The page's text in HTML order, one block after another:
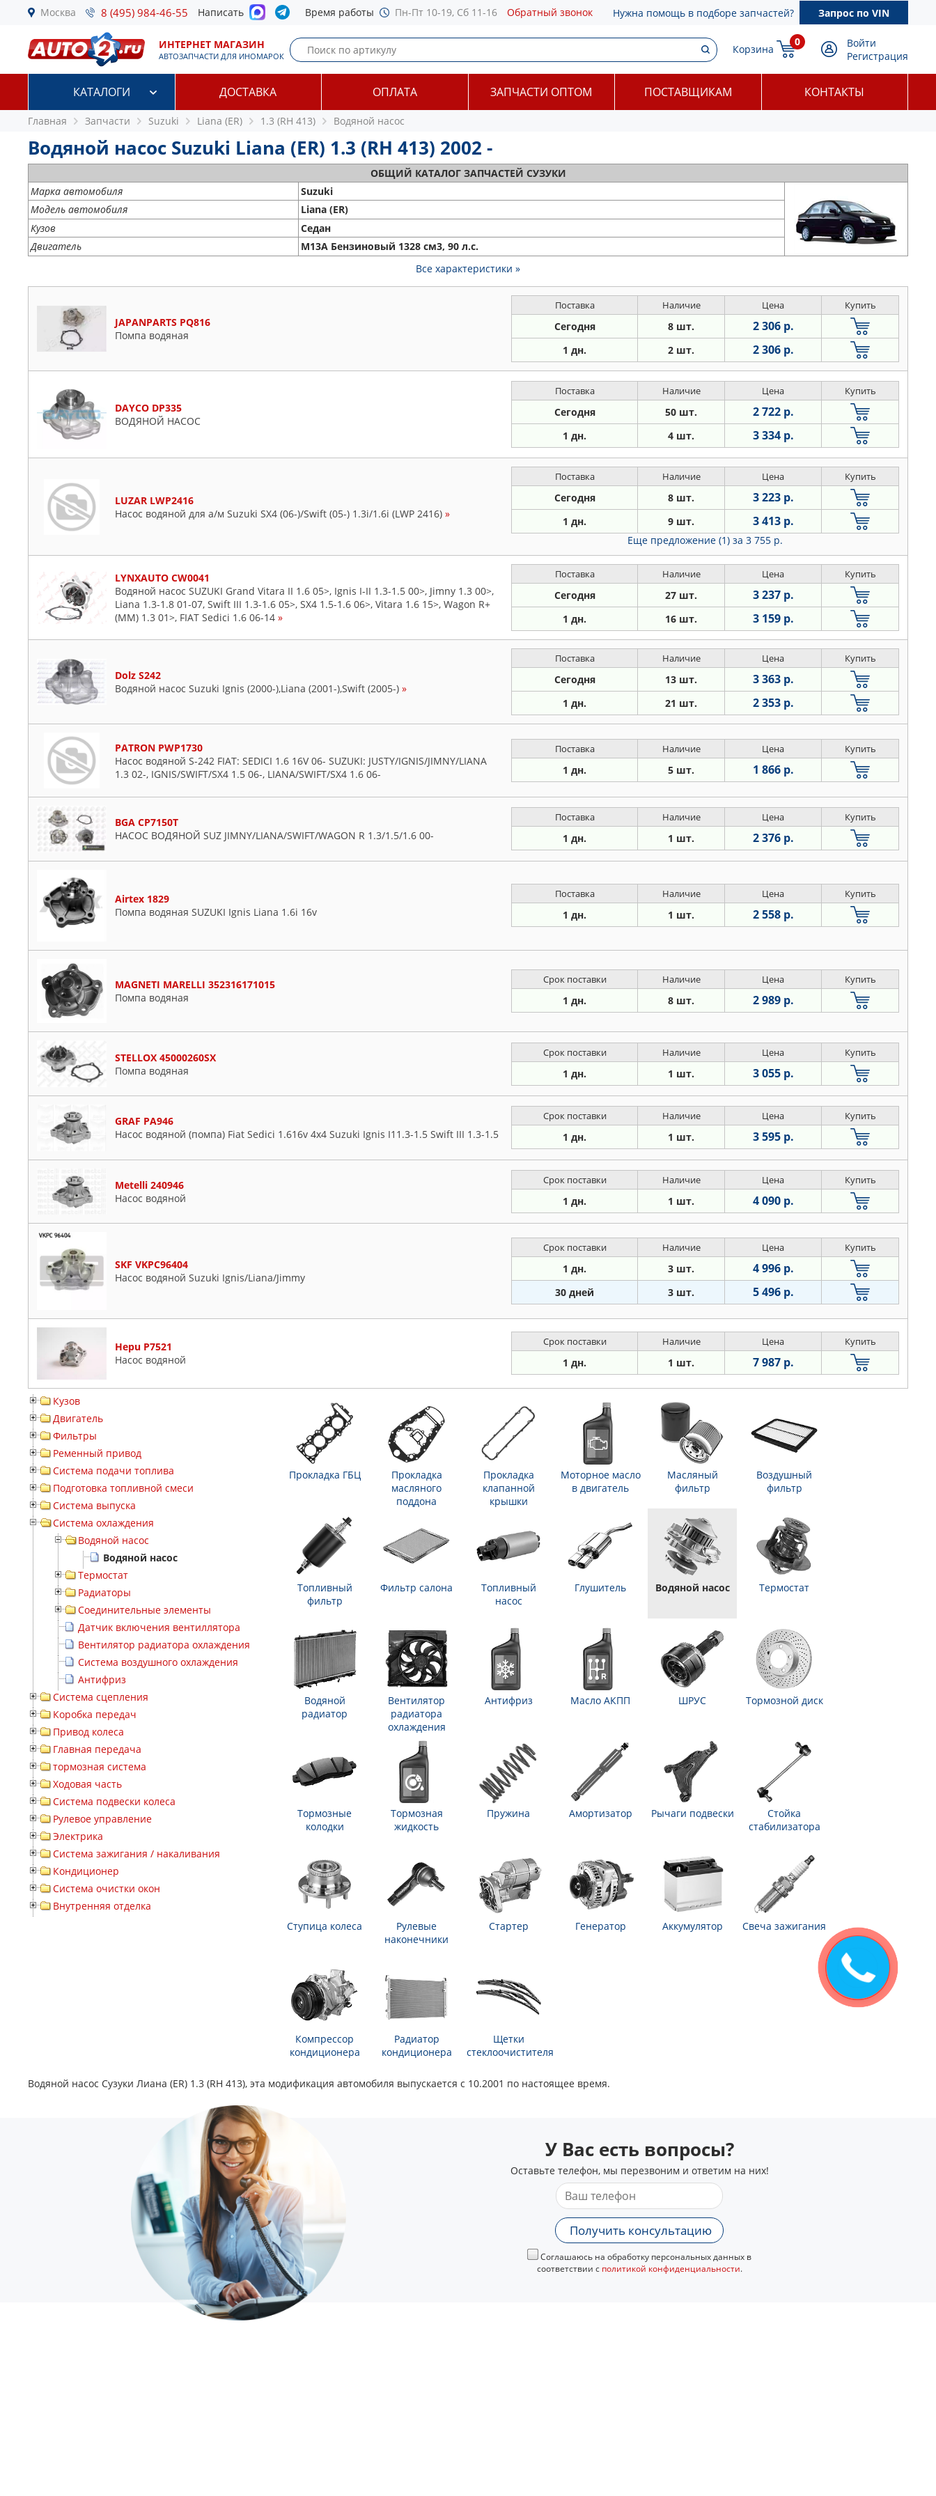
Москва 8 (495) 984-46-55 Написать Время работы Пн-Пт 10-19, Сб 11-16 Обратный звонок Нужна помощь в подборе запчастей? Запрос по VIN
ИНТЕРНЕТ МАГАЗИН
АВТОЗАПЧАСТИ ДЛЯ ИНОМАРОК
Корзина
0
Войти
Регистрация
КАТАЛОГИ ДОСТАВКА ОПЛАТА ЗАПЧАСТИ ОПТОМ ПОСТАВЩИКАМ КОНТАКТЫ
Главная Запчасти Suzuki Liana (ER) 1.3 (RH 413) Водяной насос
Водяной насос Suzuki Liana (ER) 1.3 (RH 413) 2002 -
ОБЩИЙ КАТАЛОГ ЗАПЧАСТЕЙ СУЗУКИ
Марка автомобиля
Suzuki
Модель автомобиля
Liana (ER)
Кузов
Седан
Двигатель
M13A Бензиновый 1328 см3, 90 л.с.
Все характеристики »
JAPANPARTS PQ816
Помпа водяная
Поставка Наличие Цена Купить
Сегодня 8 шт. 2 306 р.
1 дн. 2 шт. 2 306 р.
DAYCO DP335
ВОДЯНОЙ НАСОС
Поставка Наличие Цена Купить
Сегодня 50 шт. 2 722 р.
1 дн. 4 шт. 3 334 р.
LUZAR LWP2416
Насос водяной для а/м Suzuki SX4 (06-)/Swift (05-) 1.3i/1.6i (LWP 2416) »
Поставка Наличие Цена Купить
Сегодня 8 шт. 3 223 р.
1 дн. 9 шт. 3 413 р.
Еще предложение (1) за 3 755 р.
LYNXAUTO CW0041
Водяной насос SUZUKI Grand Vitara II 1.6 05>, Ignis I-II 1.3-1.5 00>, Jimny 1.3 00>,
Liana 1.3-1.8 01-07, Swift III 1.3-1.6 05>, SX4 1.5-1.6 06>, Vitara 1.6 15>, Wagon R+
(MM) 1.3 01>, FIAT Sedici 1.6 06-14 »
Поставка Наличие Цена Купить
Сегодня 27 шт. 3 237 р.
1 дн. 16 шт. 3 159 р.
Dolz S242
Водяной насос Suzuki Ignis (2000-),Liana (2001-),Swift (2005-) »
Поставка Наличие Цена Купить
Сегодня 13 шт. 3 363 р.
1 дн. 21 шт. 2 353 р.
PATRON PWP1730
Насос водяной S-242 FIAT: SEDICI 1.6 16V 06- SUZUKI: JUSTY/IGNIS/JIMNY/LIANA
1.3 02-, IGNIS/SWIFT/SX4 1.5 06-, LIANA/SWIFT/SX4 1.6 06-
Поставка Наличие Цена Купить
1 дн. 5 шт. 1 866 р.
BGA CP7150T
НАСОС ВОДЯНОЙ SUZ JIMNY/LIANA/SWIFT/WAGON R 1.3/1.5/1.6 00-
Поставка Наличие Цена Купить
1 дн. 1 шт. 2 376 р.
Airtex 1829
Помпа водяная SUZUKI Ignis Liana 1.6i 16v
Поставка Наличие Цена Купить
1 дн. 1 шт. 2 558 р.
MAGNETI MARELLI 352316171015
Помпа водяная
Срок поставки Наличие Цена Купить
1 дн. 8 шт. 2 989 р.
STELLOX 45000260SX
Помпа водяная
Срок поставки Наличие Цена Купить
1 дн. 1 шт. 3 055 р.
GRAF PA946
Насос водяной (помпа) Fiat Sedici 1.616v 4x4 Suzuki Ignis I11.3-1.5 Swift III 1.3-1.5
Срок поставки Наличие Цена Купить
1 дн. 1 шт. 3 595 р.
Metelli 240946
Насос водяной
Срок поставки Наличие Цена Купить
1 дн. 1 шт. 4 090 р.
SKF VKPC96404
Насос водяной Suzuki Ignis/Liana/Jimmy
Срок поставки Наличие Цена Купить
1 дн. 3 шт. 4 996 р.
30 дней 3 шт. 5 496 р.
Hepu P7521
Насос водяной
Срок поставки Наличие Цена Купить
1 дн. 1 шт. 7 987 р.
Кузов
Двигатель
Фильтры
Ременный привод
Система подачи топлива
Подготовка топливной смеси
Система выпуска
Система охлаждения
Водяной насос
Водяной насос
Термостат
Радиаторы
Соединительные элементы
Датчик включения вентиллятора
Вентилятор радиатора охлаждения
Система воздушного охлаждения
Антифриз
Система сцепления
Коробка передач
Привод колеса
Главная передача
тормозная система
Ходовая часть
Система подвески колеса
Рулевое управление
Электрика
Система зажигания / накаливания
Кондиционер
Система очистки окон
Внутренняя отделка
Прокладка ГБЦ
Прокладка
масляного
поддона
Прокладка
клапанной
крышки
Моторное масло
в двигатель
Масляный
фильтр
Воздушный
фильтр
Топливный
фильтр
Фильтр салона
Топливный
насос
Глушитель Водяной насос Термостат
Водяной
радиатор
Вентилятор
радиатора
охлаждения
Антифриз Масло АКПП ШРУС Тормозной диск
Тормозные
колодки
Тормозная
жидкость
Пружина Амортизатор Рычаги подвески
Стойка
стабилизатора
Ступица колеса
Рулевые
наконечники
Стартер Генератор Аккумулятор Свеча зажигания
Компрессор
кондиционера
Радиатор
кондиционера
Щетки
стеклоочистителя
Водяной насос Сузуки Лиана (ER) 1.3 (RH 413), эта модификация автомобиля выпускается с 10.2001 по настоящее время.
У Вас есть вопросы?
Оставьте телефон, мы перезвоним и ответим на них!
Получить консультацию
Соглашаюсь на обработку персональных данных в
соответствии с политикой конфиденциальности.